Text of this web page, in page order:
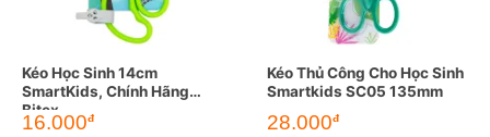
Kéo Học Sinh 14cm
SmartKids, Chính Hãng
Bitex
16.000đ
Kéo Thủ Công Cho Học Sinh
Smartkids SC05 135mm
28.000đ